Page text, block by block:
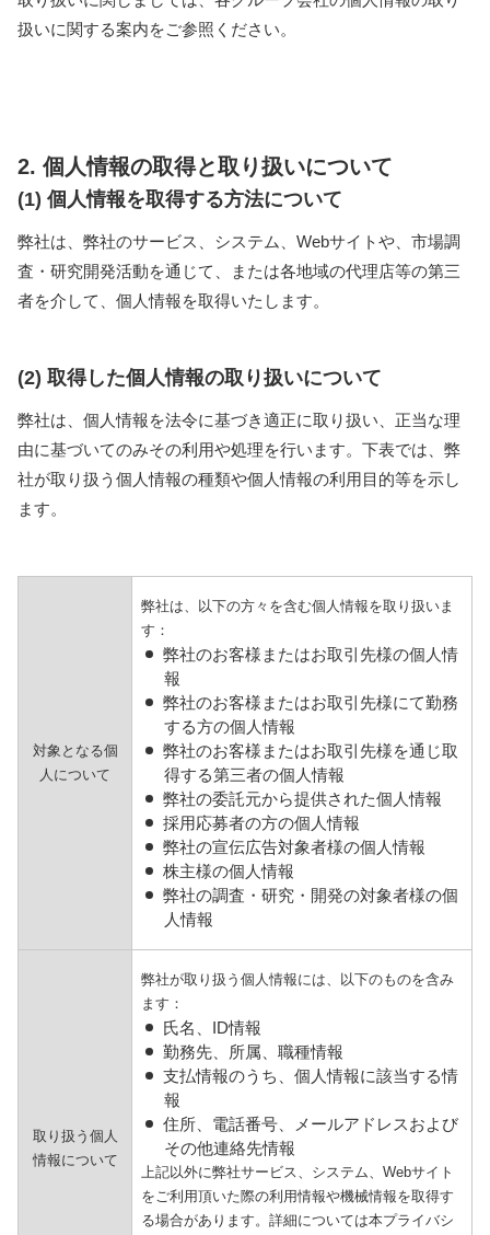
扱いに関する案内をご参照ください。
2. 個人情報の取得と取り扱いについて
(1) 個人情報を取得する方法について
弊社は、弊社のサービス、システム、Webサイトや、市場調
査・研究開発活動を通じて、または各地域の代理店等の第三
者を介して、個人情報を取得いたします。
(2) 取得した個人情報の取り扱いについて
弊社は、個人情報を法令に基づき適正に取り扱い、正当な理
由に基づいてのみその利用や処理を行います。下表では、弊
社が取り扱う個人情報の種類や個人情報の利用目的等を示し
ます。
対象となる個
人について
弊社は、以下の方々を含む個人情報を取り扱いま
す：
弊社のお客様またはお取引先様の個人情
報
弊社のお客様またはお取引先様にて勤務
する方の個人情報
弊社のお客様またはお取引先様を通じ取
得する第三者の個人情報
弊社の委託元から提供された個人情報
採用応募者の方の個人情報
弊社の宣伝広告対象者様の個人情報
株主様の個人情報
弊社の調査・研究・開発の対象者様の個
人情報
取り扱う個人
情報について
弊社が取り扱う個人情報には、以下のものを含み
ます：
氏名、ID情報
勤務先、所属、職種情報
支払情報のうち、個人情報に該当する情
報
住所、電話番号、メールアドレスおよび
その他連絡先情報
上記以外に弊社サービス、システム、Webサイト
をご利用頂いた際の利用情報や機械情報を取得す
る場合があります。詳細については本プライバシ